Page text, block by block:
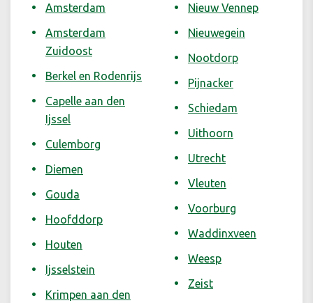
Amsterdam
Amsterdam
Zuidoost
Berkel en Rodenrijs
Capelle aan den
Ijssel
Culemborg
Diemen
Gouda
Hoofddorp
Houten
Ijsselstein
Krimpen aan den
Nieuw Vennep
Nieuwegein
Nootdorp
Pijnacker
Schiedam
Uithoorn
Utrecht
Vleuten
Voorburg
Waddinxveen
Weesp
Zeist